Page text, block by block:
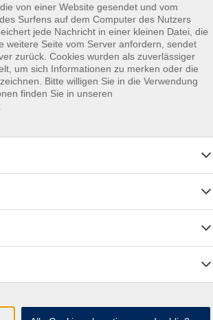
Tageszeit Ort
nur beginnende
Kurse gefunden.
von einer Website gesendet und vom
Surfens auf dem Computer des Nutzers
jede Nachricht in einer kleinen Datei, die
weitere Seite vom Server anfordern, sendet
zurück. Cookies wurden als zuverlässiger
um sich Informationen zu merken oder die
Bitte willigen Sie in die Verwendung
finden Sie in unseren